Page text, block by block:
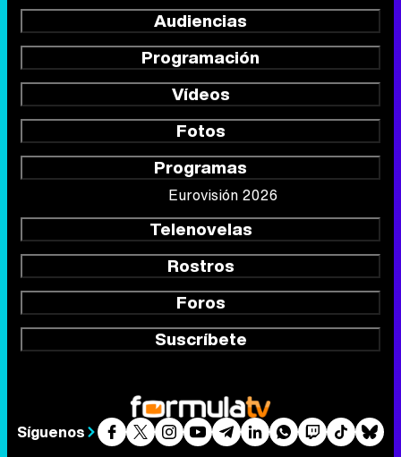
Audiencias
Programación
Vídeos
Fotos
Programas
Eurovisión 2026
Telenovelas
Rostros
Foros
Suscríbete
Síguenos